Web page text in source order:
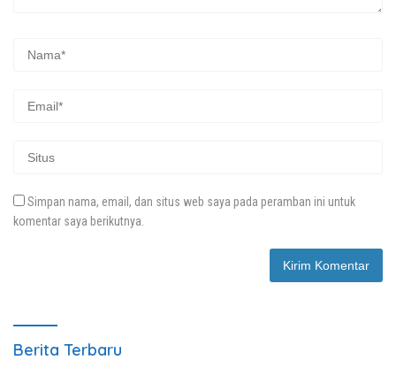
Simpan nama, email, dan situs web saya pada peramban ini untuk
komentar saya berikutnya.
Berita Terbaru